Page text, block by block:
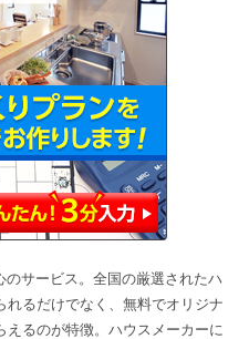
サービス。全国の厳選されたハ
れるだけでなく、無料でオリジナ
えるのが特徴。ハウスメーカーに